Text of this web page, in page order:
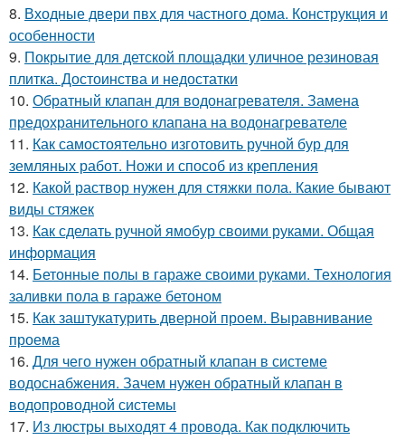
8. Входные двери пвх для частного дома. Конструкция и
особенности
9. Покрытие для детской площадки уличное резиновая
плитка. Достоинства и недостатки
10. Обратный клапан для водонагревателя. Замена
предохранительного клапана на водонагревателе
11. Как самостоятельно изготовить ручной бур для
земляных работ. Ножи и способ из крепления
12. Какой раствор нужен для стяжки пола. Какие бывают
виды стяжек
13. Как сделать ручной ямобур своими руками. Общая
информация
14. Бетонные полы в гараже своими руками. Технология
заливки пола в гараже бетоном
15. Как заштукатурить дверной проем. Выравнивание
проема
16. Для чего нужен обратный клапан в системе
водоснабжения. Зачем нужен обратный клапан в
водопроводной системы
17. Из люстры выходят 4 провода. Как подключить